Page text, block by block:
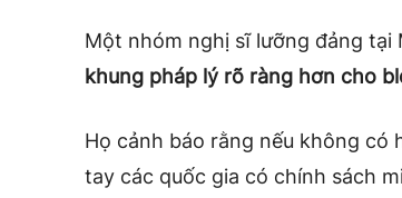
Một nhóm nghị sĩ lưỡng đảng tại
khung pháp lý rõ ràng hơn cho
Họ cảnh báo rằng nếu không có
tay các quốc gia có chính sách